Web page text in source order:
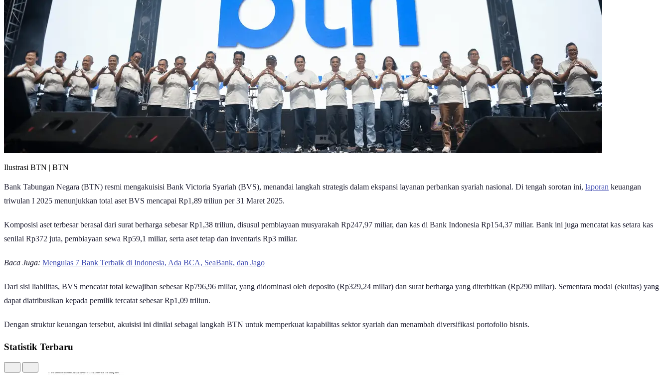
Ilustrasi BTN | BTN
Bank Tabungan Negara (BTN) resmi mengakuisisi Bank Victoria Syariah (BVS), menandai langkah strategis dalam ekspansi layanan perbankan syariah nasional. Di tengah sorotan ini, laporan keuangan
triwulan I 2025 menunjukkan total aset BVS mencapai Rp1,89 triliun per 31 Maret 2025.
Komposisi aset terbesar berasal dari surat berharga sebesar Rp1,38 triliun, disusul pembiayaan musyarakah Rp247,97 miliar, dan kas di Bank Indonesia Rp154,37 miliar. Bank ini juga mencatat kas setara kas
senilai Rp372 juta, pembiayaan sewa Rp59,1 miliar, serta aset tetap dan inventaris Rp3 miliar.
Baca Juga: Mengulas 7 Bank Terbaik di Indonesia, Ada BCA, SeaBank, dan Jago
Dari sisi liabilitas, BVS mencatat total kewajiban sebesar Rp796,96 miliar, yang didominasi oleh deposito (Rp329,24 miliar) dan surat berharga yang diterbitkan (Rp290 miliar). Sementara modal (ekuitas) yang
dapat diatribusikan kepada pemilik tercatat sebesar Rp1,09 triliun.
Dengan struktur keuangan tersebut, akuisisi ini dinilai sebagai langkah BTN untuk memperkuat kapabilitas sektor syariah dan menambah diversifikasi portofolio bisnis.
Statistik Terbaru